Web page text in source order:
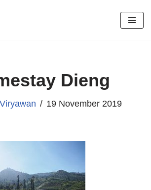
Dieng
19 November 2019